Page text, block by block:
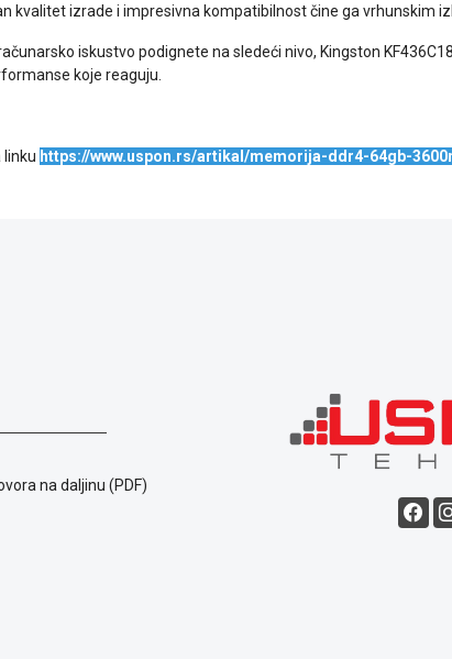
kvalitet izrade i impresivna kompatibilnost čine ga vrhunskim
iskustvo podignete na sledeći nivo, Kingston
koje reaguju.
https://www.uspon.rs/artikal/memorija-ddr4-64gb-
na daljinu (PDF)